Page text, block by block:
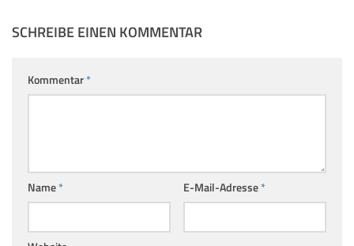
SCHREIBE EINEN KOMMENTAR
Kommentar*
Name* E-Mail-Adresse*